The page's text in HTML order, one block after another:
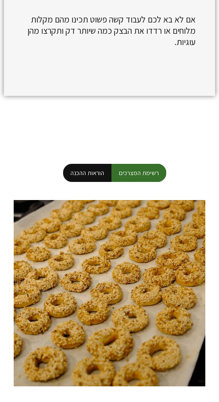
אם לא בא לכם לעבוד קשה פשוט תכינו מהם מקלות
מלוחים או רדדו את הבצק כמה שיותר דק ותקרצו מהן
עוגיות.
רשימת המצרכים הוראות ההכנה